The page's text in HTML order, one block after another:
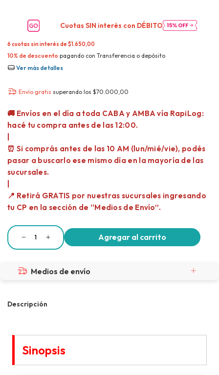
Cuotas SIN interés con DÉBITO
6 cuotas sin interés de$1.650,00
10% de descuento pagando con Transferencia o depósito
Ver más detalles
Envío gratis superando los $70.000,00
Medios de envío
Descripción
Sinopsis